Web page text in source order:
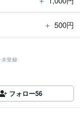
＋ 500円
未登録
フォロー56